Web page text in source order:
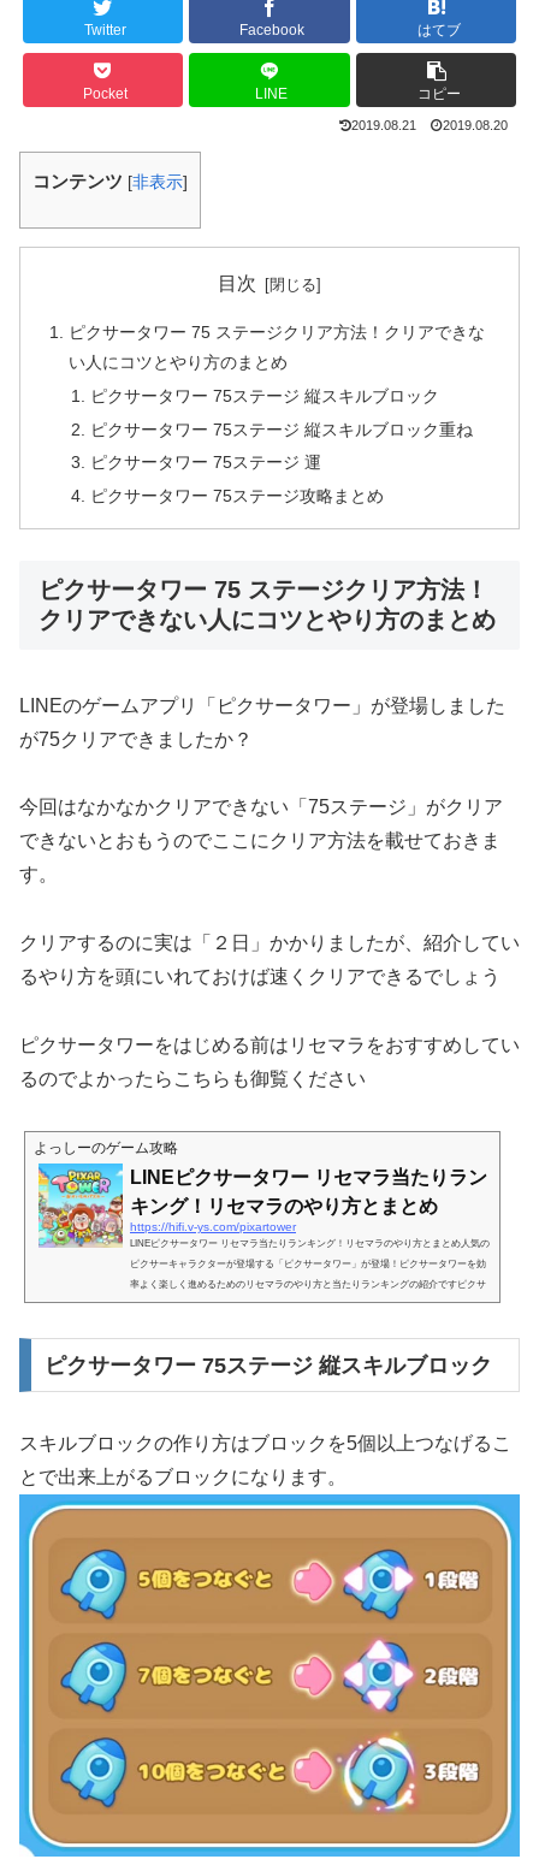
Twitter Facebook はてブ
Pocket LINE コピー
2019.08.21 2019.08.20
コンテンツ [非表示]
目次
ピクサータワー 75 ステージクリア方法！クリアできな
い人にコツとやり方のまとめ
ピクサータワー 75ステージ 縦スキルブロック
ピクサータワー 75ステージ 縦スキルブロック重ね
ピクサータワー 75ステージ 運
ピクサータワー 75ステージ攻略まとめ
ピクサータワー 75 ステージクリア方法！
クリアできない人にコツとやり方のまとめ
LINEのゲームアプリ「ピクサータワー」が登場しました
が75クリアできましたか？
今回はなかなかクリアできない「75ステージ」がクリア
できないとおもうのでここにクリア方法を載せておきま
す。
クリアするのに実は「２日」かかりましたが、紹介してい
るやり方を頭にいれておけば速くクリアできるでしょう
ピクサータワーをはじめる前はリセマラをおすすめしてい
るのでよかったらこちらも御覧ください
よっしーのゲーム攻略
LINEピクサータワー リセマラ当たりラン
キング！リセマラのやり方とまとめ
https://hifi.v-ys.com/pixartower
LINEピクサータワー リセマラ当たりランキング！リセマラのやり方とまとめ人気の
ピクサーキャラクターが登場する「ピクサータワー」が登場！ピクサータワーを効
率よく楽しく進めるためのリセマラのやり方と当たりランキングの紹介ですピクサ
ータワー リセマラの必要性ゲームを進めるのに必要なリセマラ（リセットマラソ
タワー リセマラ手順 「ピクサータワー」をダウンロー...
ピクサータワー 75ステージ 縦スキルブロック
スキルブロックの作り方はブロックを5個以上つなげるこ
とで出来上がるブロックになります。